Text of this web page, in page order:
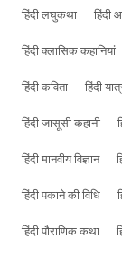
हिंदी लघुकथा हिंदी
हिंदी क्लासिक कहानियां
हिंदी कविता
हिंदी
हिंदी जासूसी कहानी
हिंदी मानवीय विज्ञान
हिंदी पकाने की विधि
हिंदी पौराणिक कथा